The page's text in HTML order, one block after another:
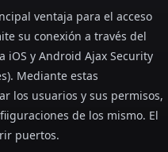
ventaja para el acceso
su conexión a través del
iOS y Android Ajax Security
Mediante estas
los usuarios y sus permisos,
de los mismo. El
puertos.